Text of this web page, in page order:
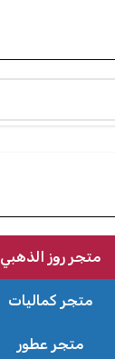
متجر روز الذهبي
متجر كماليات
متجر عطور